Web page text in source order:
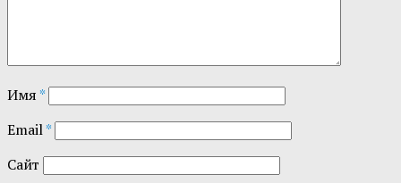
Имя*
Email*
Сайт